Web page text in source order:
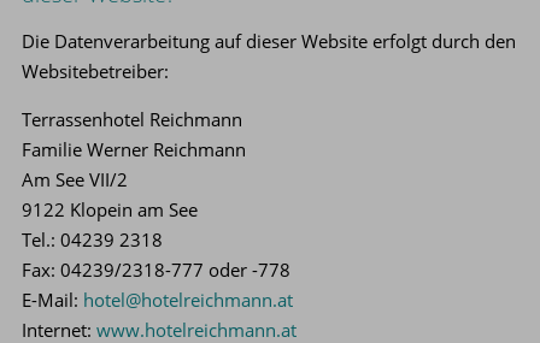
Die Datenverarbeitung auf dieser Website erfolgt durch den
Websitebetreiber:
Terrassenhotel Reichmann
Familie Werner Reichmann
Am See VII/2
9122 Klopein am See
Tel.: 04239 2318
Fax: 04239/2318-777 oder -778
E-Mail: hotel@hotelreichmann.at
Internet:www.hotelreichmann.at